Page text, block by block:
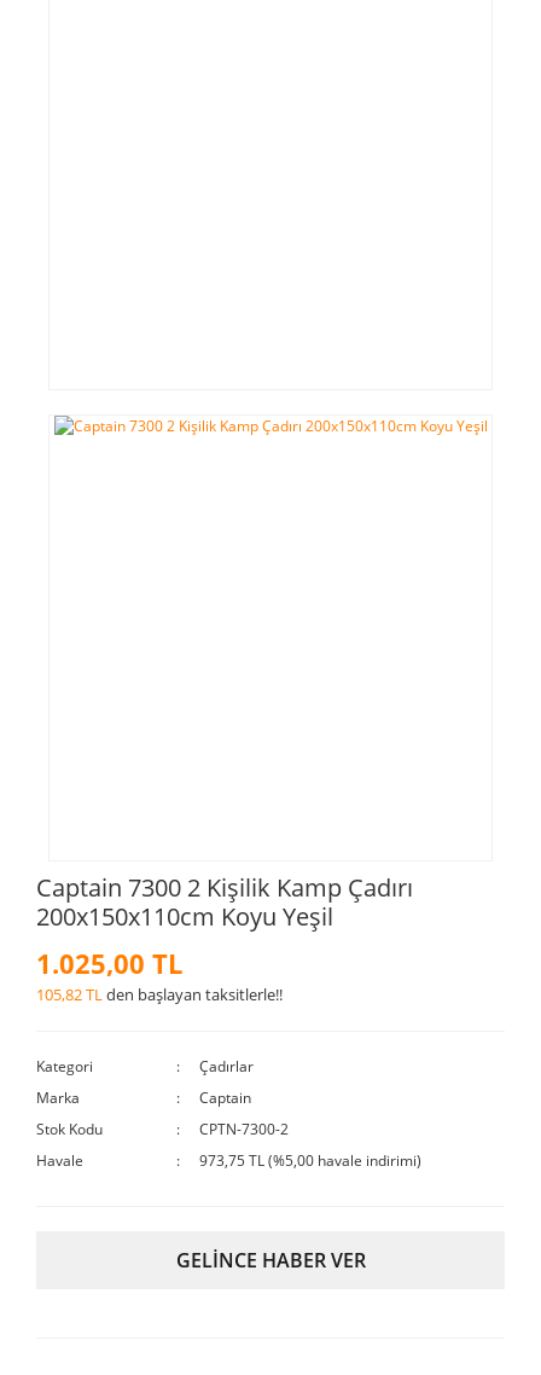
Captain 7300 2 Kişilik Kamp Çadırı
200x150x110cm Koyu Yeşil
1.025,00 TL
105,82 TLden başlayan taksitlerle!!
Kategori
Çadırlar
Marka
Captain
Stok Kodu
CPTN-7300-2
Havale
973,75 TL (%5,00 havale indirimi)
GELİNCE HABER VER